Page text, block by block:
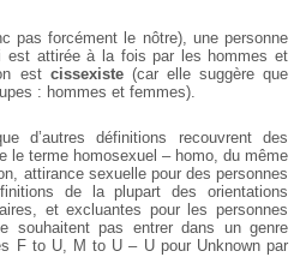
pas forcément le nôtre), une personne
attirée à la fois par les hommes et
est cissexiste(car ellesuggère que
: hommes et femmes).
d’autres définitions recouvrentdes
le terme homosexuel – homo, du même
attirancesexuelle pour des personnes
dela plupart des orientations
etexcluantes pour les personnes
souhaitent pas entrer dans un genre
F to U, M to U – U pour Unknownpar